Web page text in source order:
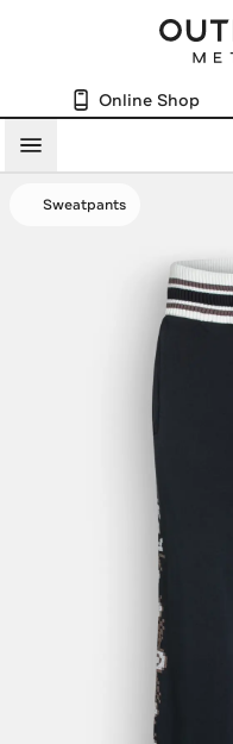
Online Shop
Menü
Sweatpants